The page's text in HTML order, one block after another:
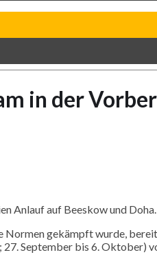
in der
Anlauf auf Beeskowund Doha.
gekämpft wurde,
; 27. September bis 6. Oktober)